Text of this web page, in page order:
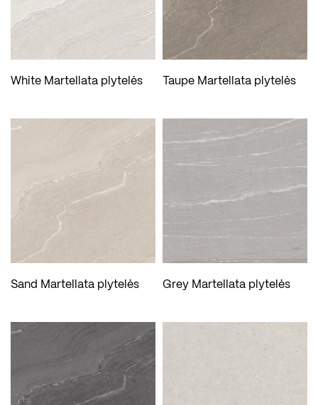
White Martellata plytelės Taupe Martellata plytelės
Sand Martellata plytelės Grey Martellata plytelės